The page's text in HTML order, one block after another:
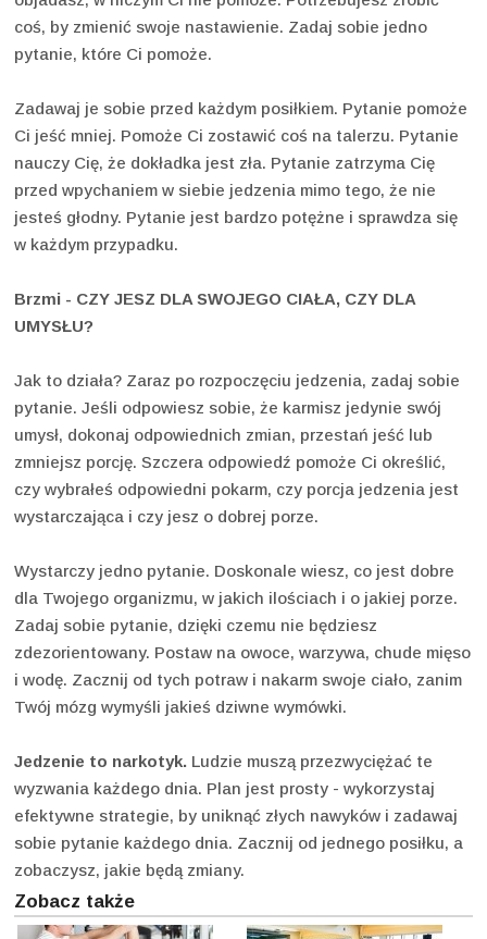
coś, by zmienić swoje nastawienie. Zadaj sobie jedno
pytanie, które Ci pomoże.
Zadawaj je sobie przed każdym posiłkiem. Pytanie pomoże
Ci jeść mniej. Pomoże Ci zostawić coś na talerzu. Pytanie
nauczy Cię, że dokładka jest zła. Pytanie zatrzyma Cię
przed wpychaniem w siebie jedzenia mimo tego, że nie
jesteś głodny. Pytanie jest bardzo potężne i sprawdza się
w każdym przypadku.
Brzmi - CZY JESZ DLA SWOJEGO CIAŁA, CZY DLA
UMYSŁU?
Jak to działa? Zaraz po rozpoczęciu jedzenia, zadaj sobie
pytanie. Jeśli odpowiesz sobie, że karmisz jedynie swój
umysł, dokonaj odpowiednich zmian, przestań jeść lub
zmniejsz porcję. Szczera odpowiedź pomoże Ci określić,
czy wybrałeś odpowiedni pokarm, czy porcja jedzenia jest
wystarczająca i czy jesz o dobrej porze.
Wystarczy jedno pytanie. Doskonale wiesz, co jest dobre
dla Twojego organizmu, w jakich ilościach i o jakiej porze.
Zadaj sobie pytanie, dzięki czemu nie będziesz
zdezorientowany. Postaw na owoce, warzywa, chude mięso
i wodę. Zacznij od tych potraw i nakarm swoje ciało, zanim
Twój mózg wymyśli jakieś dziwne wymówki.
Jedzenie to narkotyk. Ludzie muszą przezwyciężać te
wyzwania każdego dnia. Plan jest prosty - wykorzystaj
efektywne strategie, by uniknąć złych nawyków i zadawaj
sobie pytanie każdego dnia. Zacznij od jednego posiłku, a
zobaczysz, jakie będą zmiany.
Zobacz także